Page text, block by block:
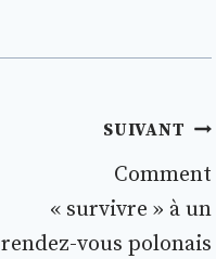
SUIVANT
Comment
« survivre » à un
rendez-vous polonais